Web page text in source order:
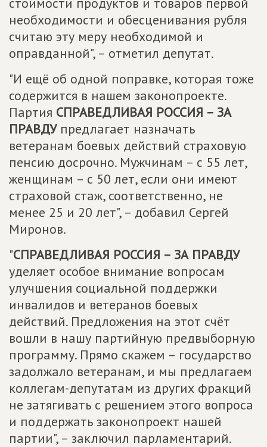
необходимости и обесценивания рубля
считаю эту меру необходимой и
оправданной", – отметил депутат.
"И ещё об одной поправке, которая тоже
содержится в нашем законопроекте.
Партия СПРАВЕДЛИВАЯ РОССИЯ – ЗА
ПРАВДУпредлагает назначать
ветеранам боевых действий страховую
пенсию досрочно. Мужчинам – с 55 лет,
женщинам – с 50 лет, если они имеют
страховой стаж, соответственно, не
менее 25 и 20 лет", – добавил Сергей
Миронов.
"СПРАВЕДЛИВАЯ РОССИЯ – ЗА ПРАВДУ
уделяет особое внимание вопросам
улучшения социальной поддержки
инвалидов и ветеранов боевых
действий. Предложения на этот счёт
вошли в нашу партийную предвыборную
программу. Прямо скажем – государство
задолжало ветеранам, и мы предлагаем
коллегам-депутатам из других фракций
не затягивать с решением этого вопроса
и поддержать законопроект нашей
партии", – заключил парламентарий.